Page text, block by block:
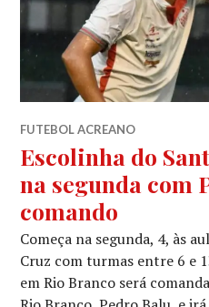
FUTEBOL ACREANO
Escolinha do
na segunda com
comando
Começa na segunda, 4, às
Cruz com turmas entre 6 e
em Rio Branco será